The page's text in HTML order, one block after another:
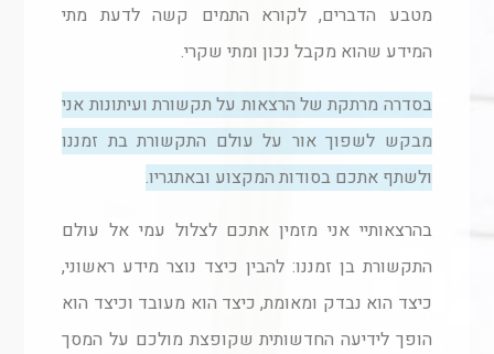
מטבע הדברים, לקורא התמים קשה לדעת מתי
המידע שהוא מקבל נכון ומתי שקרי.
בסדרה מרתקת של הרצאות על תקשורת ועיתונות אני
מבקש לשפוך אור על עולם התקשורת בת זמננו
ולשתף אתכם בסודות המקצוע ובאתגריו.
בהרצאותיי אני מזמין אתכם לצלול עמי אל עולם
התקשורת בן זמננו: להבין כיצד נוצר מידע ראשוני,
כיצד הוא נבדק ומאומת, כיצד הוא מעובד וכיצד הוא
הופך לידיעה החדשותית שקופצת מולכם על המסך